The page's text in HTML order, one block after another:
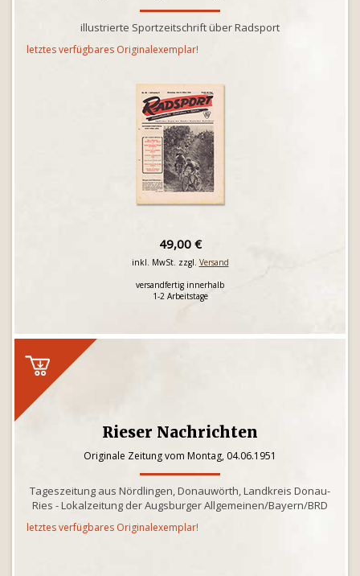
illustrierte Sportzeitschrift über Radsport
letztes verfügbares Originalexemplar!
49,00 €
inkl. MwSt. zzgl. Versand
versandfertig innerhalb
1-2 Arbeitstage
Rieser Nachrichten
Originale Zeitung vom Montag, 04.06.1951
Tageszeitung aus Nördlingen, Donauwörth, Landkreis Donau-
Ries - Lokalzeitung der Augsburger Allgemeinen/Bayern/BRD
letztes verfügbares Originalexemplar!